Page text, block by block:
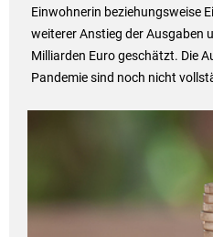
Einwohnerin beziehungsweise
weiterer Anstieg der Ausgaben
Milliarden Euro geschätzt. Die
Pandemie sind noch nicht